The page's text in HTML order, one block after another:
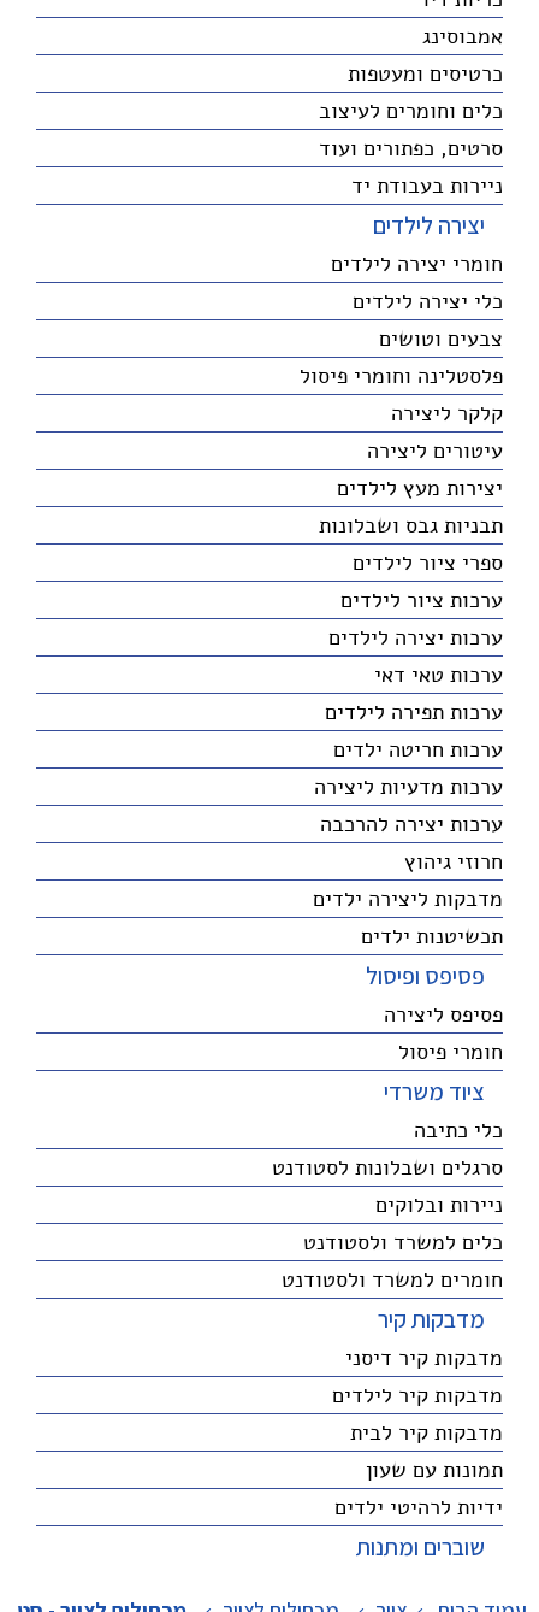
אמבוסינג
כרטיסים ומעטפות
כלים וחומרים לעיצוב
סרטים, כפתורים ועוד
ניירות בעבודת יד
יצירה לילדים
חומרי יצירה לילדים
כלי יצירה לילדים
צבעים וטושים
פלסטלינה וחומרי פיסול
קלקר ליצירה
עיטורים ליצירה
יצירות מעץ לילדים
תבניות גבס ושבלונות
ספרי ציור לילדים
ערכות ציור לילדים
ערכות יצירה לילדים
ערכות טאי דאי
ערכות תפירה לילדים
ערכות חריטה ילדים
ערכות מדעיות ליצירה
ערכות יצירה להרכבה
חרוזי גיהוץ
מדבקות ליצירה ילדים
תכשיטנות ילדים
פסיפס ופיסול
פסיפס ליצירה
חומרי פיסול
ציוד משרדי
כלי כתיבה
סרגלים ושבלונות לסטודנט
ניירות ובלוקים
כלים למשרד ולסטודנט
חומרים למשרד ולסטודנט
מדבקות קיר
מדבקות קיר דיסני
מדבקות קיר לילדים
מדבקות קיר לבית
תמונות עם שעון
ידיות לרהיטי ילדים
שוברים ומתנות